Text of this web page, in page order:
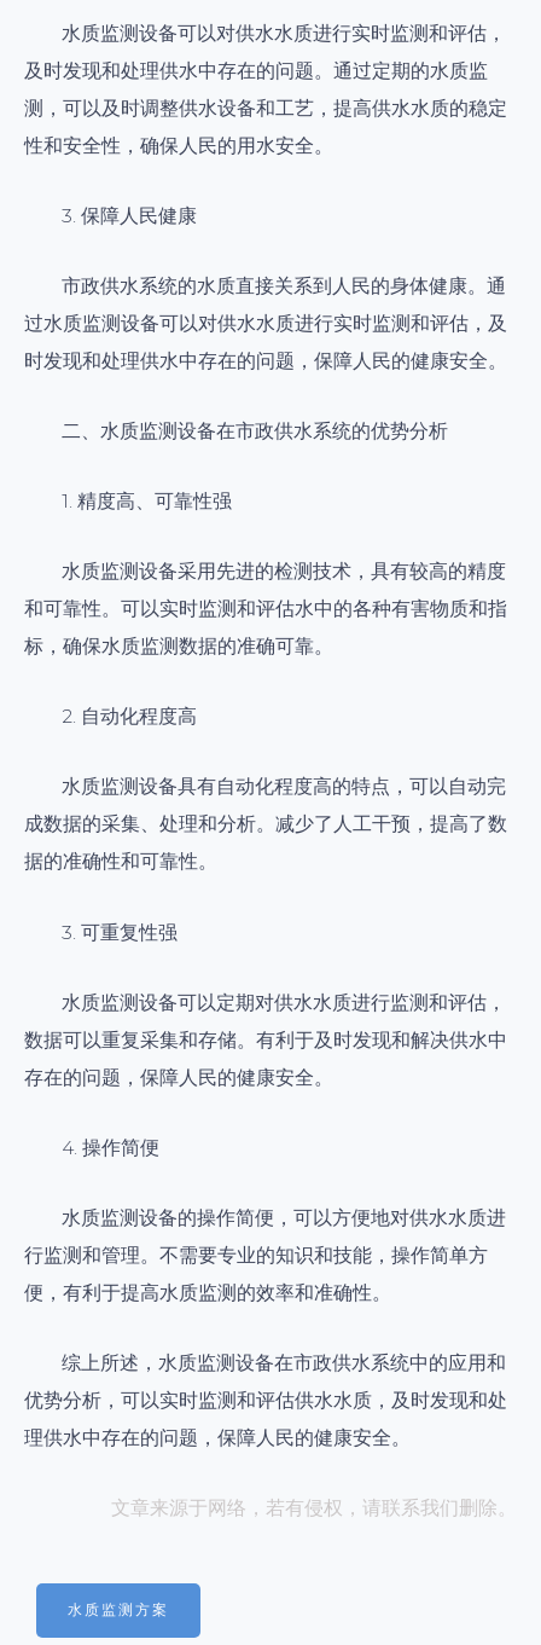
水质监测设备可以对供水水质进行实时监测和评估，
及时发现和处理供水中存在的问题。通过定期的水质监
测，可以及时调整供水设备和工艺，提高供水水质的稳定
性和安全性，确保人民的用水安全。
3. 保障人民健康
市政供水系统的水质直接关系到人民的身体健康。通
过水质监测设备可以对供水水质进行实时监测和评估，及
时发现和处理供水中存在的问题，保障人民的健康安全。
二、水质监测设备在市政供水系统的优势分析
1. 精度高、可靠性强
水质监测设备采用先进的检测技术，具有较高的精度
和可靠性。可以实时监测和评估水中的各种有害物质和指
标，确保水质监测数据的准确可靠。
2. 自动化程度高
水质监测设备具有自动化程度高的特点，可以自动完
成数据的采集、处理和分析。减少了人工干预，提高了数
据的准确性和可靠性。
3. 可重复性强
水质监测设备可以定期对供水水质进行监测和评估，
数据可以重复采集和存储。有利于及时发现和解决供水中
存在的问题，保障人民的健康安全。
4. 操作简便
水质监测设备的操作简便，可以方便地对供水水质进
行监测和管理。不需要专业的知识和技能，操作简单方
便，有利于提高水质监测的效率和准确性。
综上所述，水质监测设备在市政供水系统中的应用和
优势分析，可以实时监测和评估供水水质，及时发现和处
理供水中存在的问题，保障人民的健康安全。
文章来源于网络，若有侵权，请联系我们删除。
水质监测方案